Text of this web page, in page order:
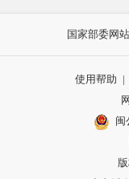
国家部委网站
使用帮助 |
闽